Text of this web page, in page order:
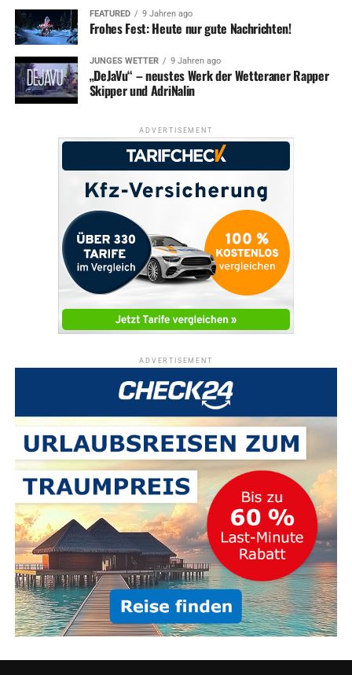
FEATURED 9 Jahren ago
Frohes Fest: Heute nur gute Nachrichten!
JUNGES WETTER 9 Jahren ago
„DeJaVu“ – neustes Werk der Wetteraner Rapper
Skipper und AdriNalin
ADVERTISEMENT
ADVERTISEMENT